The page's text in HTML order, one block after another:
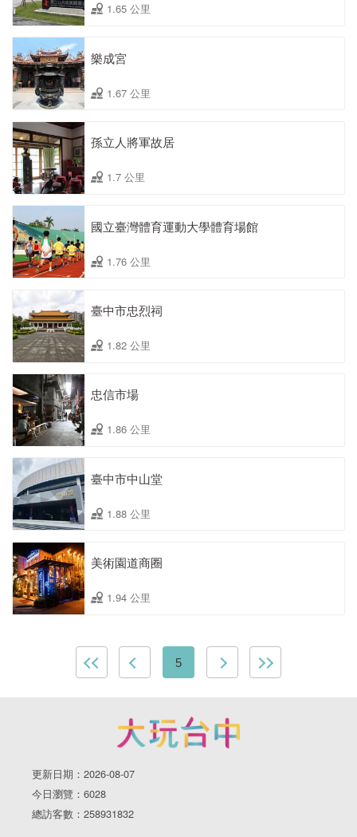
1.65 公里
樂成宮
1.67 公里
孫立人將軍故居
1.7 公里
國立臺灣體育運動大學體育場館
1.76 公里
臺中市忠烈祠
1.82 公里
忠信市場
1.86 公里
臺中市中山堂
1.88 公里
美術園道商圈
1.94 公里
5
更新日期：2026-08-07
今日瀏覽：6028
總訪客數：258931832